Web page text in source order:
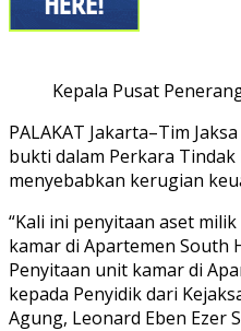
Kepala Pusat
PALAKAT Jakarta–Tim
bukti dalam Perkara Tindak
menyebabkan kerugian
“Kali ini penyitaan aset
kamar di Apartemen South
Penyitaan unit kamar di
kepada Penyidik dari
Agung, Leonard Eben Ezer